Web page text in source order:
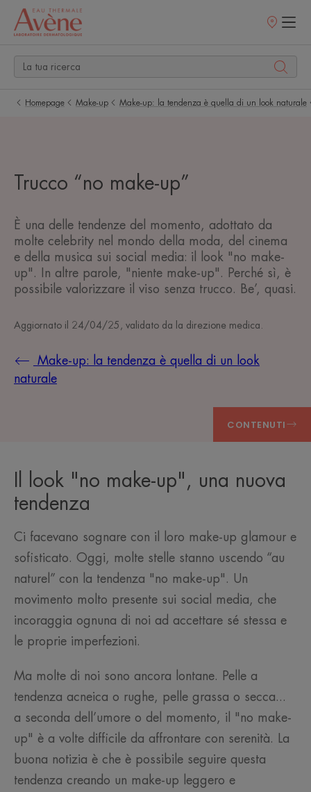
Punti
Homepage Make-up Make-up: la tendenza è quella di un look naturale
Trucco “no make-up”
È una delle tendenze del momento, adottato da
molte celebrity nel mondo della moda, del cinema
e della musica sui social media: il look "no make-
up". In altre parole, "niente make-up". Perché sì, è
possibile valorizzare il viso senza trucco. Be’, quasi.
Aggiornato il 24/04/25 , validato da la direzione medica
Make-up: la tendenza è quella di un look
naturale
CONTENUTI
Il look "no make-up", una nuova
tendenza
Ci facevano sognare con il loro make-up glamour e
sofisticato. Oggi, molte stelle stanno uscendo “au
naturel” con la tendenza "no make-up". Un
movimento molto presente sui social media, che
incoraggia ognuna di noi ad accettare sé stessa e
le proprie imperfezioni.
Ma molte di noi sono ancora lontane. Pelle a
tendenza acneica o rughe, pelle grassa o secca...
a seconda dell’umore o del momento, il "no make-
up" è a volte difficile da affrontare con serenità. La
buona notizia è che è possibile seguire questa
tendenza creando un make-up leggero e